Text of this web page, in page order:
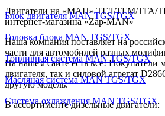
Двигатели на «МАН» ТГЛ/ТГМ/ТГА/
интернет-магазина «Zap-MAN»
Наша компания поставляет на
части для автомобилей разных
На нашем сайте есть все! Покупатели
двигателя, так и силовой агрегат
другую модель.
В ассортименте дизельные двигатели:
Блок двигателя MAN TGS/TGX
Головка блока MAN TGS/TGX
Топливная система MAN TGS/TGX
Масляная система MAN TGS/TGX
Система охлаждения MAN TGS/TGX